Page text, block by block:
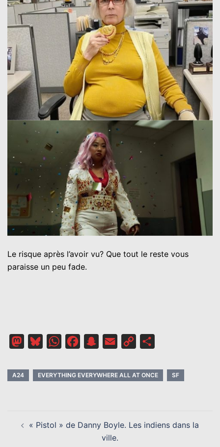
Le risque après l’avoir vu? Que tout le reste vous
paraisse un peu fade.
MastodonBlueskyWhatsAppFacebookSnapchat
Email
Copy
A24 EVERYTHING EVERYWHERE ALL AT ONCE SF
D’ARTICLE
« Pistol » de Danny Boyle. Les indiens dans la
ville.